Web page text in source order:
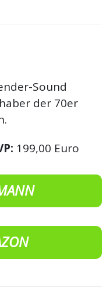
Sound
der 70er
199,00 Euro